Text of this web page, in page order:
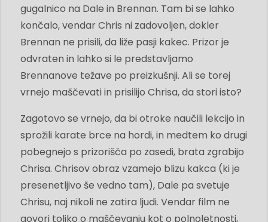
gugalnico na Dale in Brennan. Tam bi se lahko
končalo, vendar Chris ni zadovoljen, dokler
Brennan ne prisili, da liže pasji kakec. Prizor je
odvraten in lahko si le predstavljamo
Brennanove težave po preizkušnji. Ali se torej
vrnejo maščevati in prisilijo Chrisa, da stori isto?
Zagotovo se vrnejo, da bi otroke naučili lekcijo in
sprožili karate brce na hordi, in medtem ko drugi
pobegnejo s prizorišča po zasedi, brata zgrabijo
Chrisa. Chrisov obraz vzamejo blizu kakca (ki je
presenetljivo še vedno tam), Dale pa svetuje
Chrisu, naj nikoli ne zatira ljudi. Vendar film ne
govori toliko o maščevanju kot o polnoletnosti,